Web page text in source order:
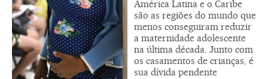
América Latina e o Caribe
são as regiões do mundo que
menos conseguiram reduzir
a maternidade adolescente
na última década. Junto com
os casamentos de crianças, é
sua dívida pendente